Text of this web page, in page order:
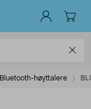
Bluetooth-høyttalere